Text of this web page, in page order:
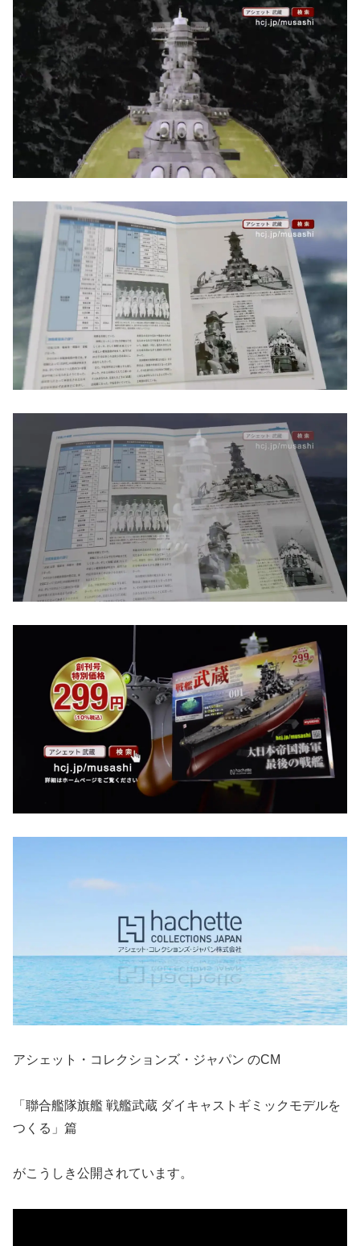
アシェット・コレクションズ・ジャパン のCM
「聯合艦隊旗艦 戦艦武蔵 ダイキャストギミックモデルを
つくる」篇
がこうしき公開されています。